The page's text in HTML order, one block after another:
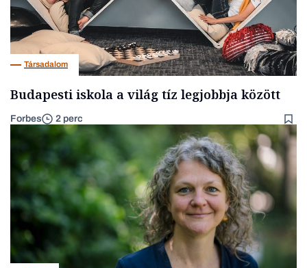
Társadalom
Budapesti iskola a világ tíz legjobbja között
Forbes 2 perc